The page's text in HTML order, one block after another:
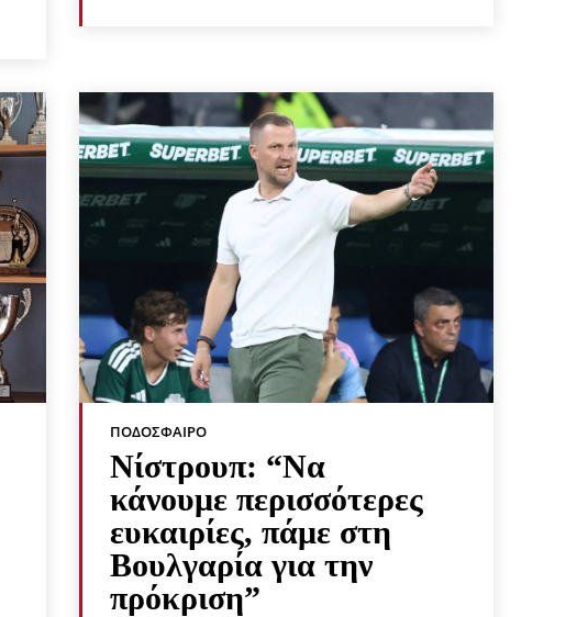
ΠΟΔΌΣΦΑΙΡΟ
Νίστρουπ: “Να
κάνουμε περισσότερες
ευκαιρίες, πάμε στη
Βουλγαρία για την
πρόκριση”